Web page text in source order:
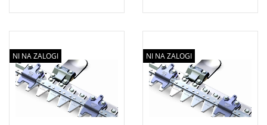
NI NA ZALOGI NI NA ZALOGI